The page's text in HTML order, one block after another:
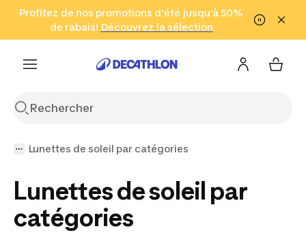
Aller à la recherche Aller au contenu Aller au pied de
Profitez de nos promotions d'été jusqu'à 50%
de rabais! Découvrez la sélection
Cliquez ici
en seulement 2 h!
(Zones sélectionnées)
Lunettes de soleil par catégories
Lunettes de soleil par
catégories